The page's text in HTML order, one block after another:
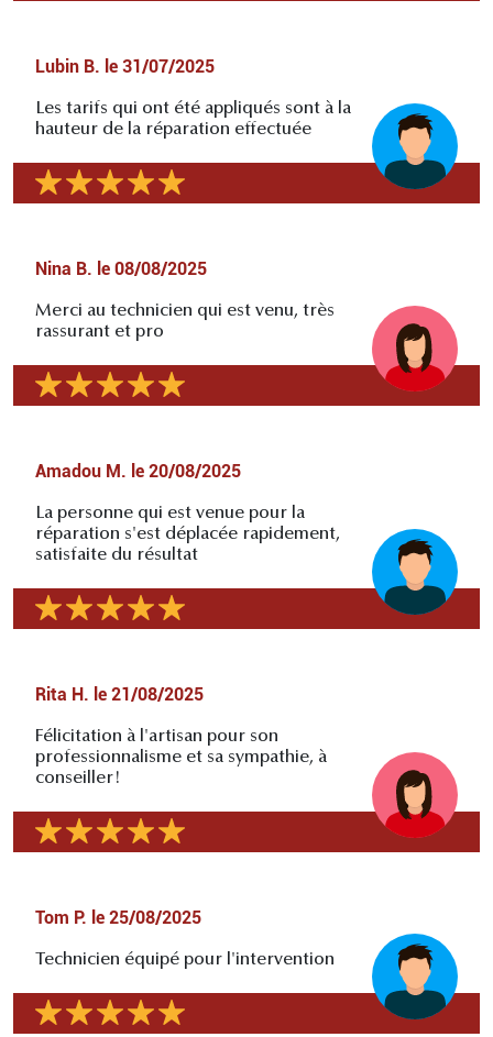
Lubin B. le 31/07/2025
Les tarifs qui ont été appliqués sont à la
hauteur de la réparation effectuée
Nina B. le 08/08/2025
Merci au technicien qui est venu, très
rassurant et pro
Amadou M. le 20/08/2025
La personne qui est venue pour la
réparation s'est déplacée rapidement,
satisfaite du résultat
Rita H. le 21/08/2025
Félicitation à l'artisan pour son
professionnalisme et sa sympathie, à
conseiller!
Tom P. le 25/08/2025
Technicien équipé pour l'intervention